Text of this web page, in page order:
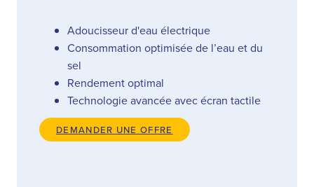
Adoucisseur d'eau électrique
Consommation optimisée de l’eau et du
sel
Rendement optimal
Technologie avancée avec écran tactile
DEMANDER UNE OFFRE